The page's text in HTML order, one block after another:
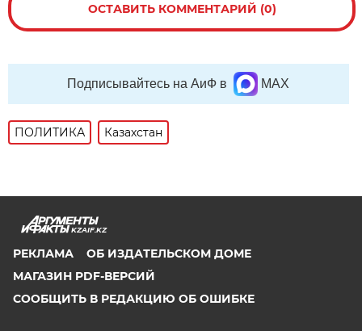
ОСТАВИТЬ КОММЕНТАРИЙ (0)
Подписывайтесь на АиФ в MAX
ПОЛИТИКА Казахстан
KZAIF.KZ
РЕКЛАМА
ОБ ИЗДАТЕЛЬСКОМ ДОМЕ
МАГАЗИН PDF-ВЕРСИЙ
СООБЩИТЬ В РЕДАКЦИЮ ОБ ОШИБКЕ